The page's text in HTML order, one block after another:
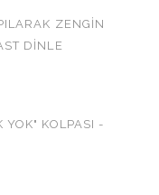
ZENGİN
DINLE
YOK" KOLPASI -